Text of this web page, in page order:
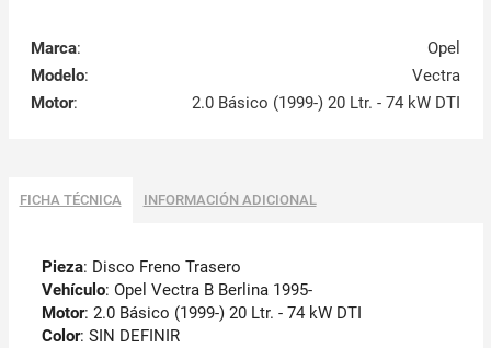
Marca:
Opel
Modelo:
Vectra
Motor: 2.0 Básico (1999-) 20 Ltr. - 74 kW DTI
FICHA TÉCNICA INFORMACIÓN ADICIONAL
Pieza: Disco Freno Trasero
Vehículo: Opel Vectra B Berlina 1995-
Motor: 2.0 Básico (1999-) 20 Ltr. - 74 kW DTI
Color: SIN DEFINIR